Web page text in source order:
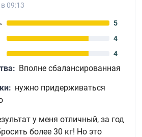
09:13
5
4
4
Вполне сбалансированная
нужно придерживаться
у меня отличный, за год
более 30 кг! Но это